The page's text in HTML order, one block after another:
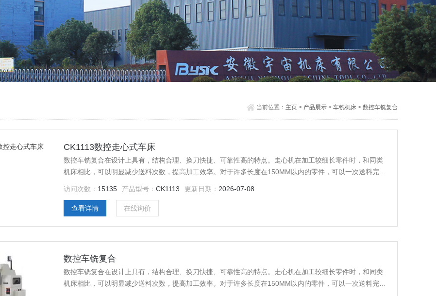
当前位置： 主页> 产品展示> 车铣机床> 数控车铣复合
CK1113数控走心式车床
数控车铣复合在设计上具有，结构合理、换刀快捷、可靠性高的特点。走心机在加工较细长零件时，和同类
机床相比，可以明显减少送料次数，提高加工效率。对于许多长度在150MM以内的零件，可以一次送料完成
访问次数： 15135 产品型号： CK1113 更新日期： 2026-07-08
查看详情 在线询价
数控车铣复合
数控车铣复合在设计上具有，结构合理、换刀快捷、可靠性高的特点。走心机在加工较细长零件时，和同类
机床相比，可以明显减少送料次数，提高加工效率。对于许多长度在150MM以内的零件，可以一次送料完成